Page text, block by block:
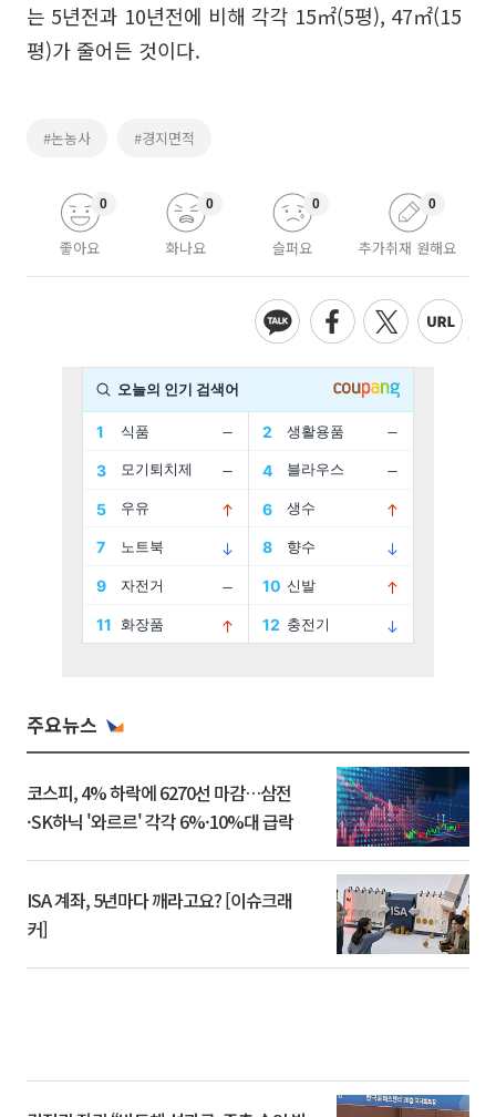
는 5년전과 10년전에 비해 각각 15㎡(5평), 47㎡(15
평)가 줄어든 것이다.
#논농사 #경지면적
좋아요
0
화나요
0
슬퍼요
0
추가취재 원해요
0
주요뉴스
코스피, 4% 하락에 6270선 마감…삼전
·SK하닉 '와르르' 각각 6%·10%대 급락
ISA 계좌, 5년마다 깨라고요? [이슈크래
커]